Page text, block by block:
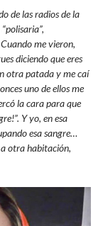
de las radios de la
me vieron,
diciendo que eres
otra patada y me caí
uno de ellos me
la cara para que
Y yo, en esa
esa sangre…
otra habitación,